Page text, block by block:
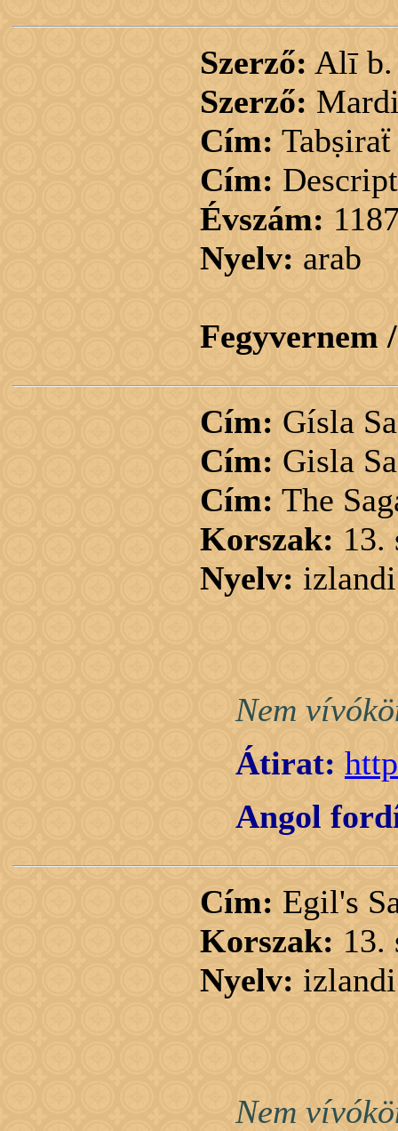
Szerző: Alī b.
Szerző:
Cím:
Cím:
Évszám:
Nyelv: arab
Fegyvernem
Cím: Gísla
Cím: Gisla
Cím: The
Korszak: 13.
Nyelv: izlandi
Nem
Átirat:
Angol
Cím: Egil's
Korszak: 13.
Nyelv: izlandi
Nem